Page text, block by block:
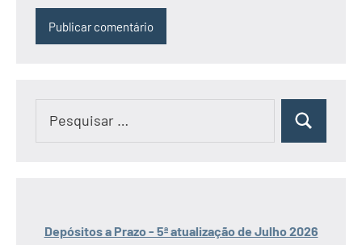
Pesquisar
Depósitos a Prazo - 5ª atualização de Julho 2026